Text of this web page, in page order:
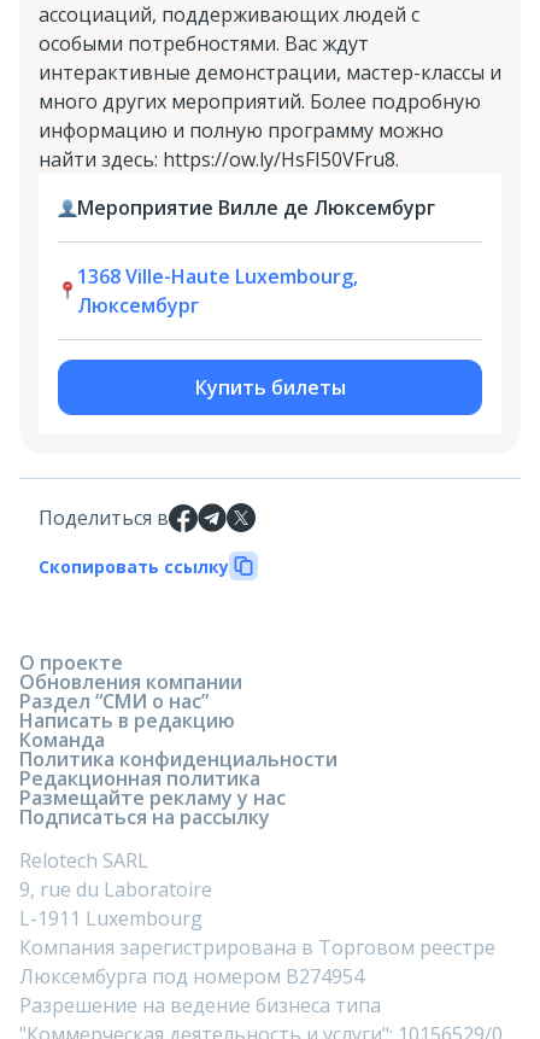
ассоциаций, поддерживающих людей с
особыми потребностями. Вас ждут
интерактивные демонстрации, мастер-классы и
много других мероприятий. Более подробную
информацию и полную программу можно
найти здесь: https://ow.ly/HsFI50VFru8.
Мероприятие Вилле де Люксембург
1368 Ville-Haute Luxembourg,
Люксембург
Купить билеты
Поделиться в
Скопировать ссылку
О проекте
Обновления компании
Раздел “СМИ о нас”
Написать в редакцию
Команда
Политика конфиденциальности
Редакционная политика
Размещайте рекламу у нас
Подписаться на рассылку
Relotech SARL
9, rue du Laboratoire
L-1911 Luxembourg
Компания зарегистрирована в Торговом реестре
Люксембурга под номером B274954
Разрешение на ведение бизнеса типа